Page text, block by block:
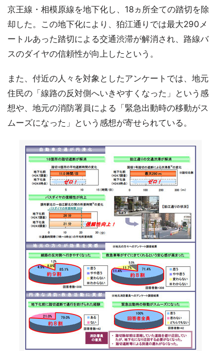
京王線・相模原線を地下化し、18ヵ所全ての踏切を除
却した。この地下化により、狛江通りでは最大290メ
ートルあった踏切による交通渋滞が解消され、路線バ
スのダイヤの信頼性が向上したという。
また、付近の人々を対象としたアンケートでは、地元
住民の「線路の反対側へいきやすくなった」という感
想や、地元の消防署員による「緊急出動時の移動がス
ムーズになった」という感想が寄せられている。